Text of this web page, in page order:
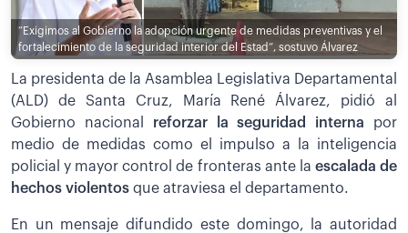
“Exigimos al Gobierno la adopción urgente de medidas preventivas y el
fortalecimiento de la seguridad interior del Estad”, sostuvo Álvarez
La presidenta de la Asamblea Legislativa Departamental
(ALD) de Santa Cruz, María René Álvarez, pidió al
Gobierno nacional reforzar la seguridad interna por
medio de medidas como el impulso a la inteligencia
policial y mayor control de fronteras ante la escalada de
hechos violentos que atraviesa el departamento.
En un mensaje difundido este domingo, la autoridad